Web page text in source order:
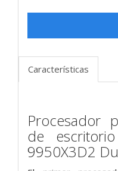
Características
Procesador
de
9950X3D2